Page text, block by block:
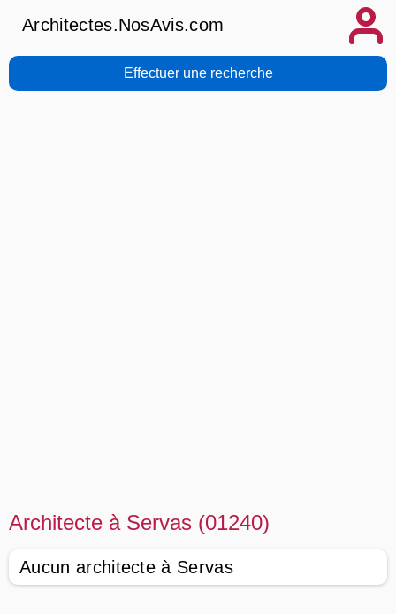
Architectes.NosAvis.com
Effectuer une recherche
Architecte à Servas (01240)
Aucun architecte à Servas